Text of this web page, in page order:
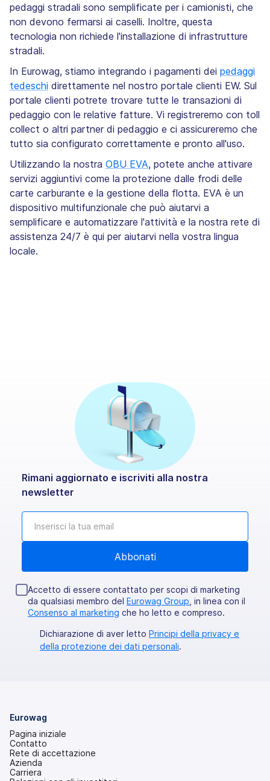
pedaggi stradali sono semplificate per i camionisti, che
non devono fermarsi ai caselli. Inoltre, questa
tecnologia non richiede l'installazione di infrastrutture
stradali.
In Eurowag, stiamo integrando i pagamenti dei pedaggi
tedeschi direttamente nel nostro portale clienti EW. Sul
portale clienti potrete trovare tutte le transazioni di
pedaggio con le relative fatture. Vi registreremo con toll
collect o altri partner di pedaggio e ci assicureremo che
tutto sia configurato correttamente e pronto all'uso.
Utilizzando la nostra OBU EVA, potete anche attivare
servizi aggiuntivi come la protezione dalle frodi delle
carte carburante e la gestione della flotta. EVA è un
dispositivo multifunzionale che può aiutarvi a
semplificare e automatizzare l'attività e la nostra rete di
assistenza 24/7 è qui per aiutarvi nella vostra lingua
locale.
Rimani aggiornato e iscriviti alla nostra
newsletter
Accetto di essere contattato per scopi di marketing
da qualsiasi membro del Eurowag Group , in linea con il
Consenso al marketing che ho letto e compreso.
Dichiarazione di aver letto Principi della privacy e
della protezione dei dati personali.
Eurowag
Pagina iniziale
Contatto
Rete di accettazione
Azienda
Carriera